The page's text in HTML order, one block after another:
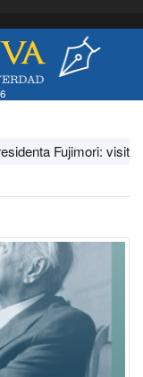
Fujimori: visita